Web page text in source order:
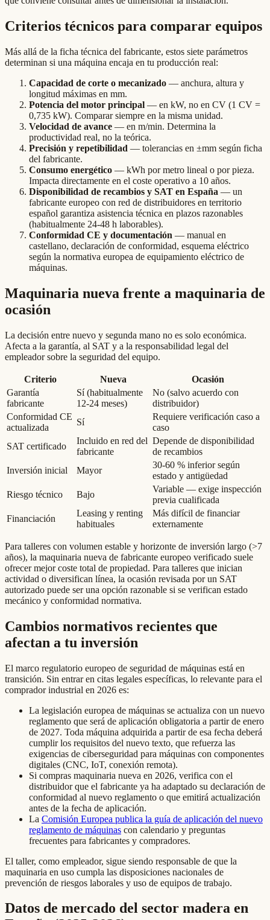
Criterios técnicos para comparar equipos
Más allá de la ficha técnica del fabricante, estos siete parámetros
determinan si una máquina encaja en tu producción real:
Capacidad de corte o mecanizado — anchura, altura y
longitud máximas en mm.
Potencia del motor principal — en kW, no en CV (1 CV =
0,735 kW). Comparar siempre en la misma unidad.
Velocidad de avance — en m/min. Determina la
productividad real, no la teórica.
Precisión y repetibilidad — tolerancias en ±mm según ficha
del fabricante.
Consumo energético — kWh por metro lineal o por pieza.
Impacta directamente en el coste operativo a 10 años.
Disponibilidad de recambios y SAT en España — un
fabricante europeo con red de distribuidores en territorio
español garantiza asistencia técnica en plazos razonables
(habitualmente 24-48 h laborables).
Conformidad CE y documentación — manual en
castellano, declaración de conformidad, esquema eléctrico
según la normativa europea de equipamiento eléctrico de
máquinas.
Maquinaria nueva frente a maquinaria de
ocasión
La decisión entre nuevo y segunda mano no es solo económica.
Afecta a la garantía, al SAT y a la responsabilidad legal del
empleador sobre la seguridad del equipo.
Criterio Nueva
Ocasión
Garantía
fabricante
Sí (habitualmente
12-24 meses)
No (salvo acuerdo con
distribuidor)
Conformidad CE
actualizada
Sí
Requiere verificación caso a
caso
SAT certificado
Incluido en red del
fabricante
Depende de disponibilidad
de recambios
Inversión inicial
Mayor
30-60 % inferior según
estado y antigüedad
Riesgo técnico
Bajo
Variable — exige inspección
previa cualificada
Financiación
Leasing y renting
habituales
Más difícil de financiar
externamente
Para talleres con volumen estable y horizonte de inversión largo (>7
años), la maquinaria nueva de fabricante europeo verificado suele
ofrecer mejor coste total de propiedad. Para talleres que inician
actividad o diversifican línea, la ocasión revisada por un SAT
autorizado puede ser una opción razonable si se verifican estado
mecánico y conformidad normativa.
Cambios normativos recientes que
afectan a tu inversión
El marco regulatorio europeo de seguridad de máquinas está en
transición. Sin entrar en citas legales específicas, lo relevante para el
comprador industrial en 2026 es:
La legislación europea de máquinas se actualiza con un nuevo
reglamento que será de aplicación obligatoria a partir de enero
de 2027. Toda máquina adquirida a partir de esa fecha deberá
cumplir los requisitos del nuevo texto, que refuerza las
exigencias de ciberseguridad para máquinas con componentes
digitales (CNC, IoT, conexión remota).
Si compras maquinaria nueva en 2026, verifica con el
distribuidor que el fabricante ya ha adaptado su declaración de
conformidad al nuevo reglamento o que emitirá actualización
antes de la fecha de aplicación.
La Comisión Europea publica la guía de aplicación del nuevo
reglamento de máquinas con calendario y preguntas
frecuentes para fabricantes y compradores.
El taller, como empleador, sigue siendo responsable de que la
maquinaria en uso cumpla las disposiciones nacionales de
prevención de riesgos laborales y uso de equipos de trabajo.
Datos de mercado del sector madera en